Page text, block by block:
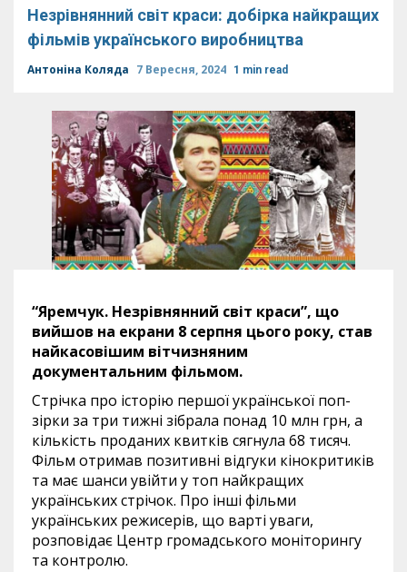
Незрівнянний світ краси: добірка найкращих
фільмів українського виробництва
Антоніна Коляда 7 Вересня, 2024 1 min read
“Яремчук. Незрівнянний світ краси”, що
вийшов на екрани 8 серпня цього року, став
найкасовішим вітчизняним
документальним фільмом.
Стрічка про історію першої української поп-
зірки за три тижні зібрала понад 10 млн грн, а
кількість проданих квитків сягнула 68 тисяч.
Фільм отримав позитивні відгуки кінокритиків
та має шанси увійти у топ найкращих
українських стрічок. Про інші фільми
українських режисерів, що варті уваги,
розповідає Центр громадського моніторингу
та контролю.